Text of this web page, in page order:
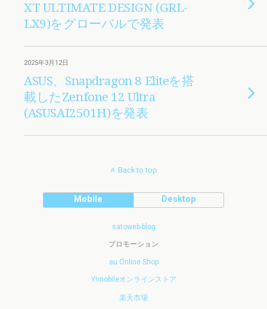
XT ULTIMATE DESIGN (GRL-
LX9)をグローバルで発表
2025年3月12日
ASUS、Snapdragon 8 Eliteを搭
載したZenfone 12 Ultra
(ASUSAI2501H)を発表
Back to top
Mobile Desktop
satoweb-blog
プロモーション
au Online Shop
Y!mobileオンラインストア
楽天市場